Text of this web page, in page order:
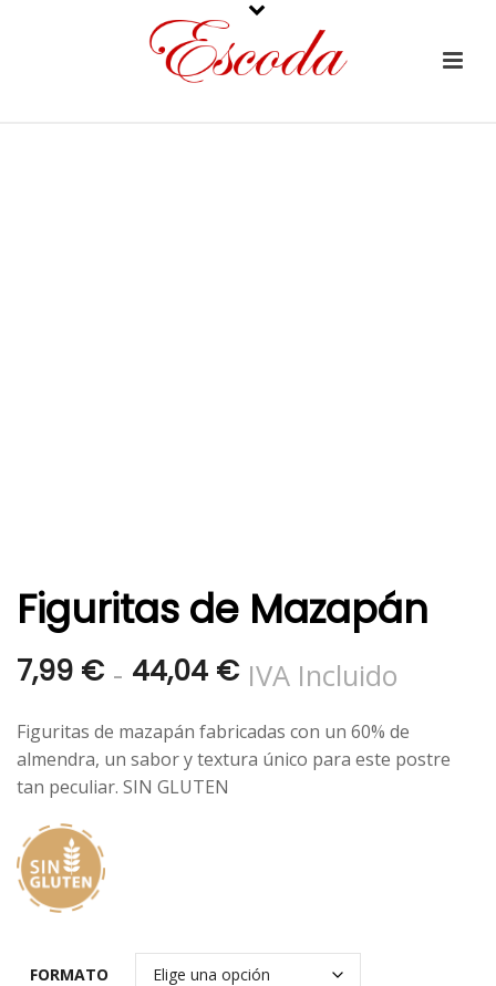
Figuritas de Mazapán
7,99 € - 44,04 €Rango
de
precios:
44,04 €
IVA Incluido
Figuritas de mazapán fabricadas con un 60% de
almendra, un sabor y textura único para este postre
tan peculiar. SIN GLUTEN
FORMATO